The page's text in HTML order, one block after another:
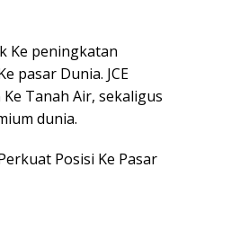
Ke peningkatan
pasar Dunia. JCE
Tanah Air, sekaligus
dunia.
Posisi Ke Pasar